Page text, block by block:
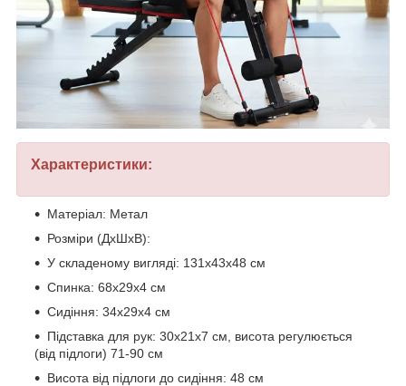
Характеристики:
Матеріал: Метал
Розміри (ДхШхВ):
У складеному вигляді: 131х43х48 см
Спинка: 68х29х4 см
Сидіння: 34х29х4 см
Підставка для рук: 30х21х7 см, висота регулюється
(від підлоги) 71-90 см
Висота від підлоги до сидіння: 48 см